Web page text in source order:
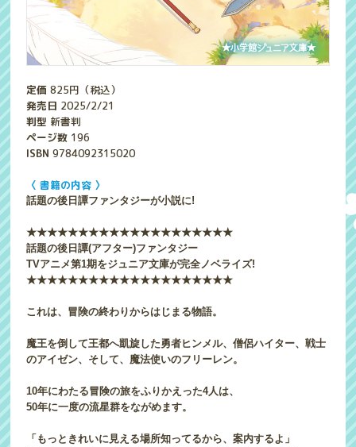
定価825円（税込）
発売日 2025/2/21
判型 新書判
ページ数 196
ISBN9784092315020
〈 書籍の内容 〉
話題の後日譚ファンタジーが小説に!
★★★★★★★★★★★★★★★★★★★★
話題の後日譚(アフター)ファンタジー
TVアニメ第1期をジュニア文庫が完全ノベライズ!
★★★★★★★★★★★★★★★★★★★★
これは、冒険の終わりからはじまる物語。
魔王を倒して王都へ凱旋した勇者ヒンメル、僧侶ハイター、戦士
のアイゼン、そして、魔法使いのフリーレン。
10年にわたる冒険の旅をふりかえった4人は、
50年に一度の流星群をながめます。
「もっときれいに見える場所知ってるから、案内するよ」